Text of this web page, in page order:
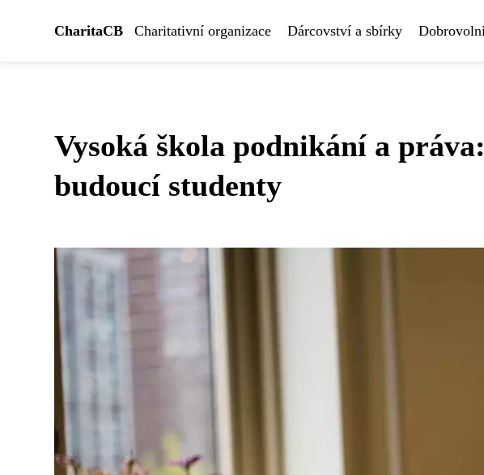
CharitaCB Charitativní organizace Dárcovství a sbírky
Vysoká škola podnikání a
budoucí studenty